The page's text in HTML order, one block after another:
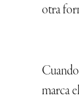
otra
marca